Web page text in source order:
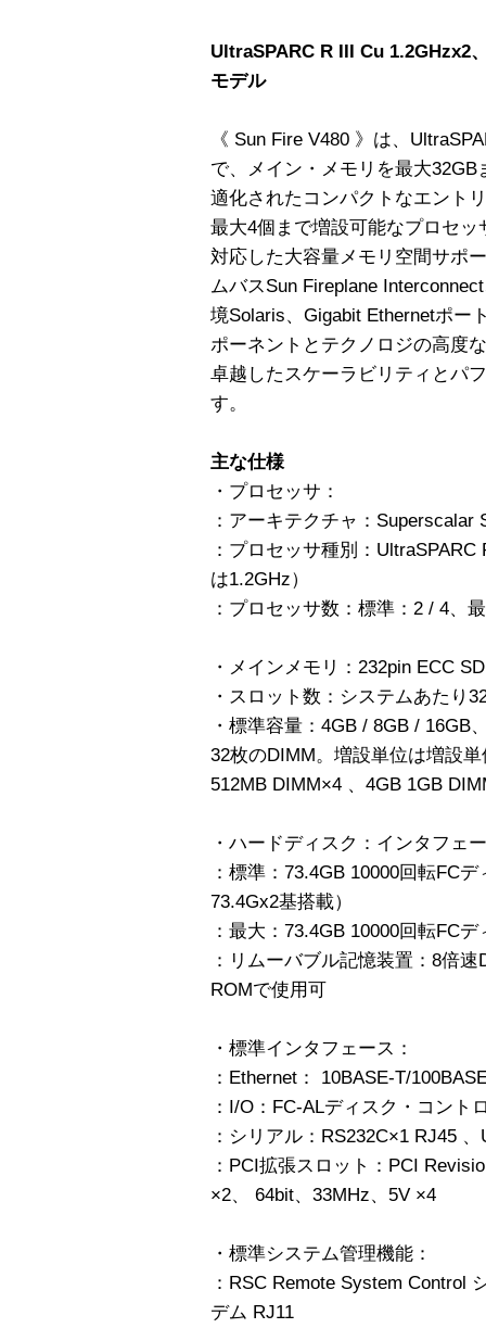
UltraSPARC R III Cu 1.2GHzx2
モデル
《 Sun Fire V480 》は、
で、メイン・メモリを最大
適化されたコンパクトなエント
最大4個まで増設可能なプロセ
対応した大容量メモリ空間サポ
ムバスSun Fireplane
境Solaris、Gigabit Ethernetポー
ポーネントとテクノロジの高度
卓越したスケーラビリティとパ
す。
主な仕様
・プロセッサ：
：アーキテクチャ：Superscalar
：プロセッサ種別：
は1.2GHz）
：プロセッサ数：標準：2 / 4、
・メインメモリ：232pin ECC
・スロット数：システムあたり
・標準容量：4GB / 8GB / 16GB
32枚のDIMM。増設単位は増設
512MB DIMM×4 、4GB 1GB
・ハードディスク：インタフェ
：標準：73.4GB 10000回転FC
73.4Gx2基搭載）
：最大：73.4GB 10000回転FC
：リムーバブル記憶装置：8倍
ROMで使用可
・標準インタフェース：
：Ethernet： 10BASE-T/
：I/O：FC-ALディスク・コント
：シリアル：RS232C×1 RJ45
：PCI拡張スロット：PCI
×2、 64bit、33MHz、5V ×4
・標準システム管理機能：
：RSC Remote System Control
デム RJ11